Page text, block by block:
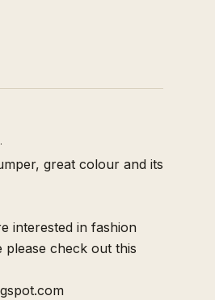
great colour and its
interested in fashion
please check out this